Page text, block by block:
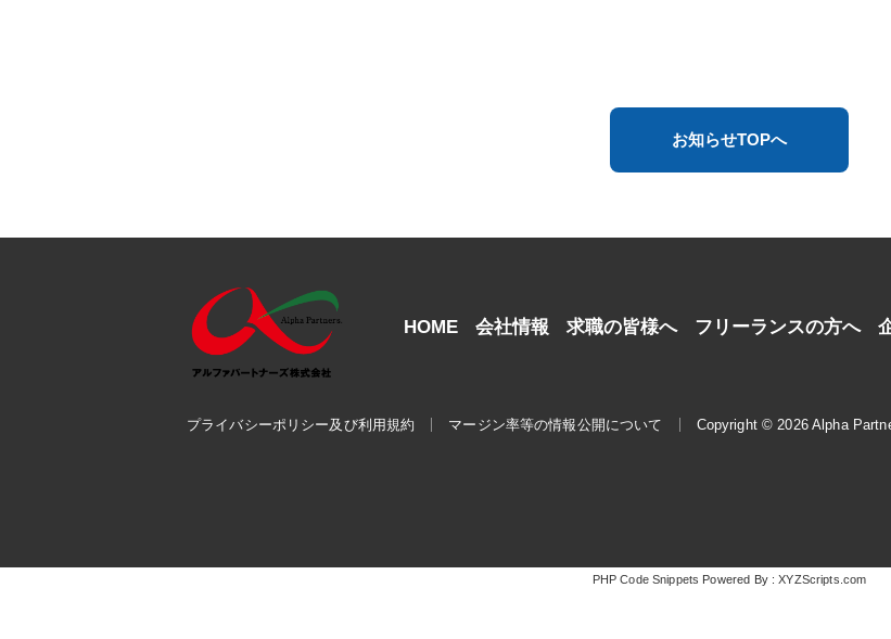
お知らせTOPへ
HOME 会社情報 求職の皆様へ フリーランスの方へ
プライバシーポリシー及び利用規約 マージン率等の情報公開について Copyright © 2026 Alpha
PHP Code Snippets Powered By :XYZScripts.com